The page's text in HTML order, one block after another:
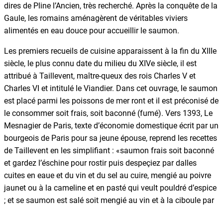
dires de Pline l’Ancien, très recherché. Après la conquête de la
Gaule, les romains aménagèrent de véritables viviers
alimentés en eau douce pour accueillir le saumon.
Les premiers recueils de cuisine apparaissent à la fin du XIIIe
siècle, le plus connu date du milieu du XIVe siècle, il est
attribué à Taillevent, maître-queux des rois Charles V et
Charles VI et intitulé le Viandier. Dans cet ouvrage, le saumon
est placé parmi les poissons de mer ront et il est préconisé de
le consommer soit frais, soit baconné (fumé). Vers 1393, Le
Mesnagier de Paris, texte d’économie domestique écrit par un
bourgeois de Paris pour sa jeune épouse, reprend les recettes
de Taillevent en les simplifiant : «saumon frais soit baconné
et gardez l’éschine pour rostir puis despeçiez par dalles
cuites en eaue et du vin et du sel au cuire, mengié au poivre
jaunet ou à la cameline et en pasté qui veult pouldré d’espice
; et se saumon est salé soit mengié au vin et à la ciboule par